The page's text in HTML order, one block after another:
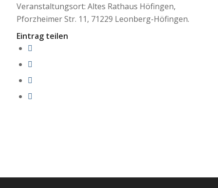
Veranstaltungsort: Altes Rathaus Höfingen,
Pforzheimer Str. 11, 71229 Leonberg-Höfingen.
Eintrag teilen